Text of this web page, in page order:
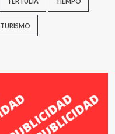
TURISMO